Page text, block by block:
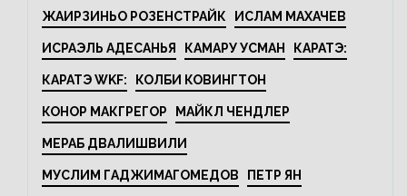
ЖАИРЗИНЬО РОЗЕНСТРАЙК ИСЛАМ МАХАЧЕВ
ИСРАЭЛЬ АДЕСАНЬЯ КАМАРУ УСМАН КАРАТЭ:
КАРАТЭ WKF: КОЛБИ КОВИНГТОН
КОНОР МАКГРЕГОР МАЙКЛ ЧЕНДЛЕР
МЕРАБ ДВАЛИШВИЛИ
МУСЛИМ ГАДЖИМАГОМЕДОВ ПЕТР ЯН